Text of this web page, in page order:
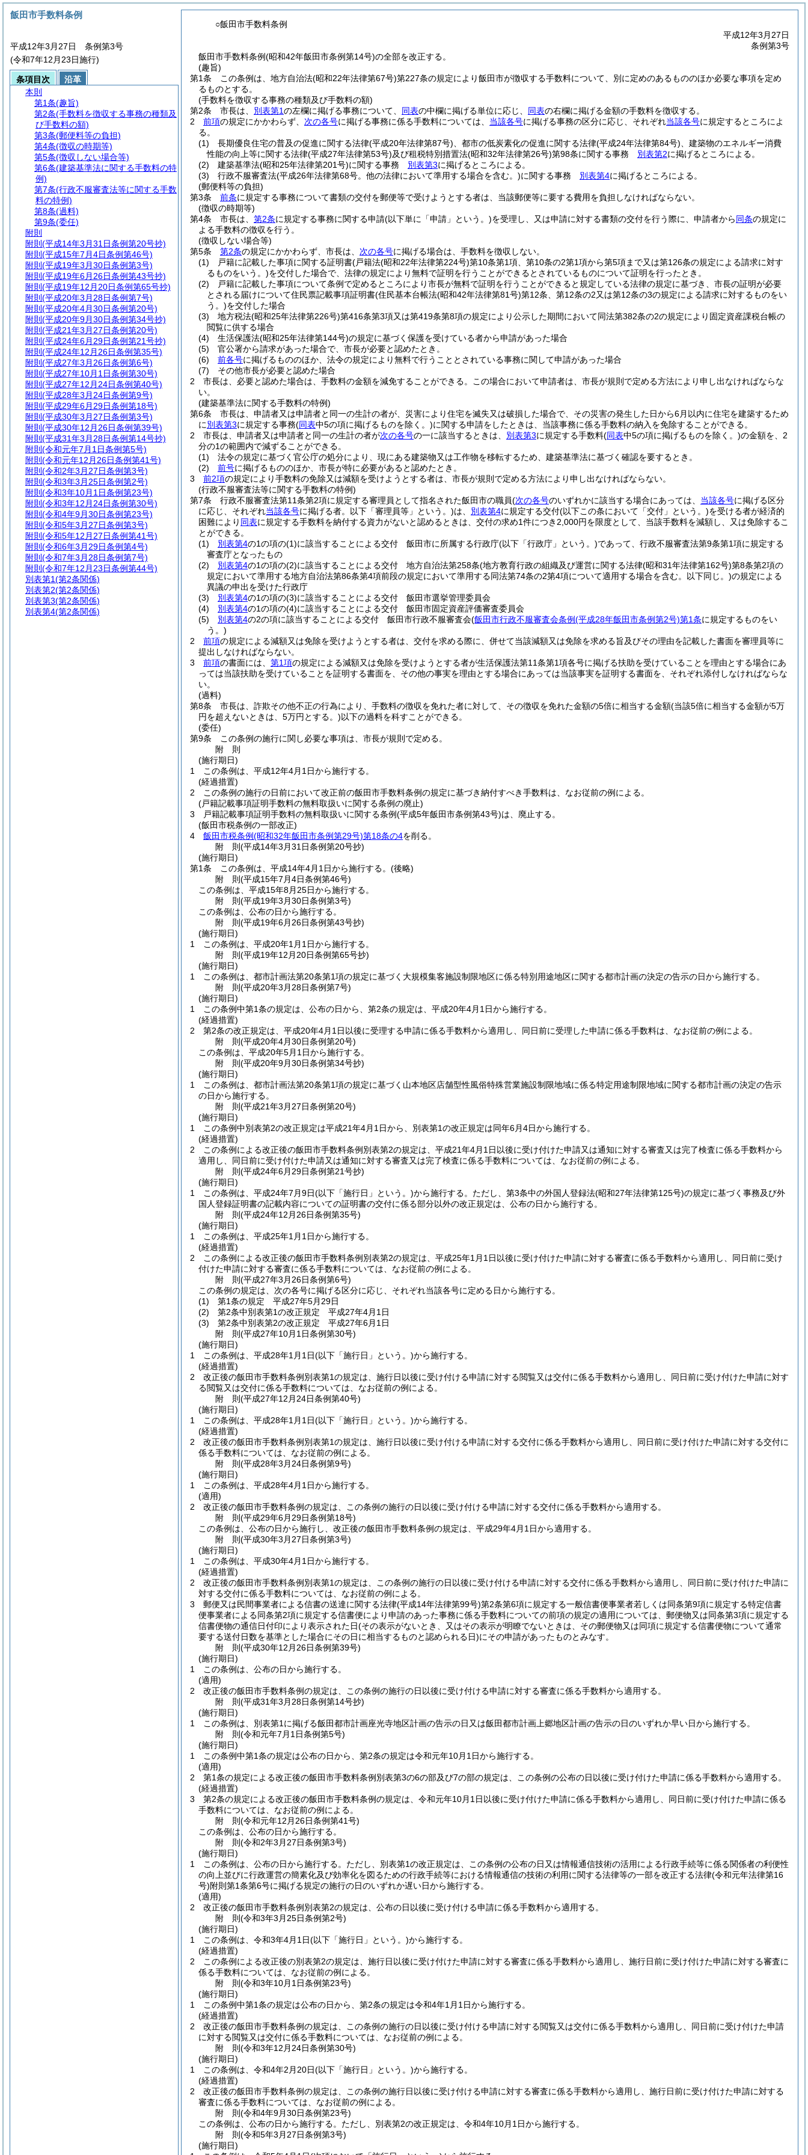
○飯田市手数料条例
平成12年3月27日
条例第3号
飯田市手数料条例(昭和42年飯田市条例第14号)の全部を改正する。
(趣旨)
第1条
この条例は、地方自治法(昭和22年法律第67号)第227条の規定により飯田市が徴収する手数料について、別に定めのあるもののほか必要な事項を定め
るものとする。
(手数料を徴収する事務の種類及び手数料の額)
第2条
市長は、 別表第1の左欄に掲げる事務について、 同表の中欄に掲げる単位に応じ、 同表の右欄に掲げる金額の手数料を徴収する。
2
前項の規定にかかわらず、 次の各号に掲げる事務に係る手数料については、 当該各号に掲げる事務の区分に応じ、それぞれ当該各号に規定するところによ
る。
(1)
長期優良住宅の普及の促進に関する法律(平成20年法律第87号) 、都市の低炭素化の促進に関する法律(平成24年法律第84号) 、建築物のエネルギー消費
性能の向上等に関する法律(平成27年法律第53号)及び租税特別措置法(昭和32年法律第26号)第98条に関する事務 別表第2に掲げるところによる。
(2)
建築基準法(昭和25年法律第201号)に関する事務 別表第3に掲げるところによる。
(3)
行政不服審査法(平成26年法律第68号。他の法律において準用する場合を含む。)に関する事務 別表第4に掲げるところによる。
(郵便料等の負担)
第3条
前条に規定する事務について書類の交付を郵便等で受けようとする者は、当該郵便等に要する費用を負担しなければならない。
(徴収の時期等)
第4条
市長は、 第2条に規定する事務に関する申請(以下単に「申請」という。)を受理し、又は申請に対する書類の交付を行う際に、申請者から同条の規定に
よる手数料の徴収を行う。
(徴収しない場合等)
第5条
第2条の規定にかかわらず、市長は、 次の各号に掲げる場合は、手数料を徴収しない。
(1)
戸籍に記載した事項に関する証明書(戸籍法(昭和22年法律第224号)第10条第1項、第10条の2第1項から第5項まで又は第126条の規定による請求に対す
るものをいう。)を交付した場合で、法律の規定により無料で証明を行うことができるとされているものについて証明を行ったとき。
(2)
戸籍に記載した事項について条例で定めるところにより市長が無料で証明を行うことができると規定している法律の規定に基づき、市長の証明が必要
とされる届けについて住民票記載事項証明書(住民基本台帳法(昭和42年法律第81号)第12条、第12条の2又は第12条の3の規定による請求に対するものをい
う。)を交付した場合
(3)
地方税法(昭和25年法律第226号)第416条第3項又は第419条第8項の規定により公示した期間において同法第382条の2の規定により固定資産課税台帳の
閲覧に供する場合
(4)
生活保護法(昭和25年法律第144号)の規定に基づく保護を受けている者から申請があった場合
(5)
官公署から請求があった場合で、市長が必要と認めたとき。
(6)
前各号に掲げるもののほか、法令の規定により無料で行うこととされている事務に関して申請があった場合
(7)
その他市長が必要と認めた場合
2
市長は、必要と認めた場合は、手数料の金額を減免することができる。
この場合において申請者は、市長が規則で定める方法により申し出なければならな
い。
(建築基準法に関する手数料の特例)
第6条
市長は、申請者又は申請者と同一の生計の者が、災害により住宅を滅失又は破損した場合で、その災害の発生した日から6月以内に住宅を建築するため
に別表第3に規定する事務(同表中5の項に掲げるものを除く。)に関する申請をしたときは、当該事務に係る手数料の納入を免除することができる。
2
市長は、申請者又は申請者と同一の生計の者が次の各号の一に該当するときは、 別表第3に規定する手数料(同表中5の項に掲げるものを除く。)の金額を、2
分の1の範囲内で減ずることができる。
(1)
法令の規定に基づく官公庁の処分により、現にある建築物又は工作物を移転するため、建築基準法に基づく確認を要するとき。
(2)
前号に掲げるもののほか、市長が特に必要があると認めたとき。
3
前2項の規定により手数料の免除又は減額を受けようとする者は、市長が規則で定める方法により申し出なければならない。
(行政不服審査法等に関する手数料の特例)
第7条
行政不服審査法第11条第2項に規定する審理員として指名された飯田市の職員(次の各号のいずれかに該当する場合にあっては、 当該各号に掲げる区分
に応じ、それぞれ当該各号に掲げる者。以下「審理員等」という。)は、 別表第4に規定する交付(以下この条において「交付」という。)を受ける者が経済的
困難により 同表に規定する手数料を納付する資力がないと認めるときは、交付の求め1件につき2,000円を限度として、当該手数料を減額し、又は免除するこ
とができる。
(1)
別表第4の1の項の(1)に該当することによる交付 飯田市に所属する行政庁(以下「行政庁」という。)であって、行政不服審査法第9条第1項に規定する
審査庁となったもの
(2)
別表第4の1の項の(2)に該当することによる交付 地方自治法第258条(地方教育行政の組織及び運営に関する法律(昭和31年法律第162号)第8条第2項の
規定において準用する地方自治法第86条第4項前段の規定において準用する同法第74条の2第4項について適用する場合を含む。以下同じ。)の規定による
異議の申出を受けた行政庁
(3)
別表第4の1の項の(3)に該当することによる交付 飯田市選挙管理委員会
(4)
別表第4の1の項の(4)に該当することによる交付 飯田市固定資産評価審査委員会
(5)
別表第4の2の項に該当することによる交付 飯田市行政不服審査会(飯田市行政不服審査会条例(平成28年飯田市条例第2号)第1条に規定するものをい
う。)
2
前項の規定による減額又は免除を受けようとする者は、交付を求める際に、併せて当該減額又は免除を求める旨及びその理由を記載した書面を審理員等に
提出しなければならない。
3
前項の書面には、 第1項の規定による減額又は免除を受けようとする者が生活保護法第11条第1項各号に掲げる扶助を受けていることを理由とする場合にあ
っては当該扶助を受けていることを証明する書面を、その他の事実を理由とする場合にあっては当該事実を証明する書面を、それぞれ添付しなければならな
い。
(過料)
第8条
市長は、詐欺その他不正の行為により、手数料の徴収を免れた者に対して、その徴収を免れた金額の5倍に相当する金額(当該5倍に相当する金額が5万
円を超えないときは、5万円とする。)以下の過料を科すことができる。
(委任)
第9条
この条例の施行に関し必要な事項は、市長が規則で定める。
附 則
(施行期日)
1
この条例は、平成12年4月1日から施行する。
(経過措置)
2
この条例の施行の日前において改正前の飯田市手数料条例の規定に基づき納付すべき手数料は、なお従前の例による。
(戸籍記載事項証明手数料の無料取扱いに関する条例の廃止)
3
戸籍記載事項証明手数料の無料取扱いに関する条例(平成5年飯田市条例第43号)は、廃止する。
(飯田市税条例の一部改正)
4
飯田市税条例(昭和32年飯田市条例第29号)第18条の4を削る。
附 則(平成14年3月31日条例第20号抄)
(施行期日)
第1条
この条例は、平成14年4月1日から施行する。 (後略)
附 則(平成15年7月4日条例第46号)
この条例は、平成15年8月25日から施行する。
附 則(平成19年3月30日条例第3号)
この条例は、公布の日から施行する。
附 則(平成19年6月26日条例第43号抄)
(施行期日)
1
この条例は、平成20年1月1日から施行する。
附 則(平成19年12月20日条例第65号抄)
(施行期日)
1
この条例は、都市計画法第20条第1項の規定に基づく大規模集客施設制限地区に係る特別用途地区に関する都市計画の決定の告示の日から施行する。
附 則(平成20年3月28日条例第7号)
(施行期日)
1
この条例中第1条の規定は、公布の日から、第2条の規定は、平成20年4月1日から施行する。
(経過措置)
2
第2条の改正規定は、平成20年4月1日以後に受理する申請に係る手数料から適用し、同日前に受理した申請に係る手数料は、なお従前の例による。
附 則(平成20年4月30日条例第20号)
この条例は、平成20年5月1日から施行する。
附 則(平成20年9月30日条例第34号抄)
(施行期日)
1
この条例は、都市計画法第20条第1項の規定に基づく山本地区店舗型性風俗特殊営業施設制限地域に係る特定用途制限地域に関する都市計画の決定の告示
の日から施行する。
附 則(平成21年3月27日条例第20号)
(施行期日)
1
この条例中別表第2の改正規定は平成21年4月1日から、別表第1の改正規定は同年6月4日から施行する。
(経過措置)
2
この条例による改正後の飯田市手数料条例別表第2の規定は、平成21年4月1日以後に受け付けた申請又は通知に対する審査又は完了検査に係る手数料から
適用し、同日前に受け付けた申請又は通知に対する審査又は完了検査に係る手数料については、なお従前の例による。
附 則(平成24年6月29日条例第21号抄)
(施行期日)
1
この条例は、平成24年7月9日(以下「施行日」という。)から施行する。 ただし、第3条中の外国人登録法(昭和27年法律第125号)の規定に基づく事務及び外
国人登録証明書の記載内容についての証明書の交付に係る部分以外の改正規定は、公布の日から施行する。
附 則(平成24年12月26日条例第35号)
(施行期日)
1
この条例は、平成25年1月1日から施行する。
(経過措置)
2
この条例による改正後の飯田市手数料条例別表第2の規定は、平成25年1月1日以後に受け付けた申請に対する審査に係る手数料から適用し、同日前に受け
付けた申請に対する審査に係る手数料については、なお従前の例による。
附 則(平成27年3月26日条例第6号)
この条例の規定は、次の各号に掲げる区分に応じ、それぞれ当該各号に定める日から施行する。
(1)
第1条の規定 平成27年5月29日
(2)
第2条中別表第1の改正規定 平成27年4月1日
(3)
第2条中別表第2の改正規定 平成27年6月1日
附 則(平成27年10月1日条例第30号)
(施行期日)
1
この条例は、平成28年1月1日(以下「施行日」という。)から施行する。
(経過措置)
2
改正後の飯田市手数料条例別表第1の規定は、施行日以後に受け付ける申請に対する閲覧又は交付に係る手数料から適用し、同日前に受け付けた申請に対す
る閲覧又は交付に係る手数料については、なお従前の例による。
附 則(平成27年12月24日条例第40号)
(施行期日)
1
この条例は、平成28年1月1日(以下「施行日」という。)から施行する。
(経過措置)
2
改正後の飯田市手数料条例別表第1の規定は、施行日以後に受け付ける申請に対する交付に係る手数料から適用し、同日前に受け付けた申請に対する交付に
係る手数料については、なお従前の例による。
附 則(平成28年3月24日条例第9号)
(施行期日)
1
この条例は、平成28年4月1日から施行する。
(適用)
2
改正後の飯田市手数料条例の規定は、この条例の施行の日以後に受け付ける申請に対する交付に係る手数料から適用する。
附 則(平成29年6月29日条例第18号)
この条例は、公布の日から施行し、改正後の飯田市手数料条例の規定は、平成29年4月1日から適用する。
附 則(平成30年3月27日条例第3号)
(施行期日)
1
この条例は、平成30年4月1日から施行する。
(経過措置)
2
改正後の飯田市手数料条例別表第1の規定は、この条例の施行の日以後に受け付ける申請に対する交付に係る手数料から適用し、同日前に受け付けた申請に
対する交付に係る手数料については、なお従前の例による。
3
郵便又は民間事業者による信書の送達に関する法律(平成14年法律第99号)第2条第6項に規定する一般信書便事業者若しくは同条第9項に規定する特定信書
便事業者による同条第2項に規定する信書便により申請のあった事務に係る手数料についての前項の規定の適用については、郵便物又は同条第3項に規定する
信書便物の通信日付印により表示された日(その表示がないとき、又はその表示が明瞭でないときは、その郵便物又は同項に規定する信書便物について通常
要する送付日数を基準とした場合にその日に相当するものと認められる日)にその申請があったものとみなす。
附 則(平成30年12月26日条例第39号)
(施行期日)
1
この条例は、公布の日から施行する。
(適用)
2
改正後の飯田市手数料条例の規定は、この条例の施行の日以後に受け付ける申請に対する審査に係る手数料から適用する。
附 則(平成31年3月28日条例第14号抄)
(施行期日)
1
この条例は、別表第1に掲げる飯田都市計画座光寺地区計画の告示の日又は飯田都市計画上郷地区計画の告示の日のいずれか早い日から施行する。
附 則(令和元年7月1日条例第5号)
(施行期日)
1
この条例中第1条の規定は公布の日から、第2条の規定は令和元年10月1日から施行する。
(適用)
2
第1条の規定による改正後の飯田市手数料条例別表第3の6の部及び7の部の規定は、この条例の公布の日以後に受け付けた申請に係る手数料から適用する。
(経過措置)
3
第2条の規定による改正後の飯田市手数料条例の規定は、令和元年10月1日以後に受け付けた申請に係る手数料から適用し、同日前に受け付けた申請に係る
手数料については、なお従前の例による。
附 則(令和元年12月26日条例第41号)
この条例は、公布の日から施行する。
附 則(令和2年3月27日条例第3号)
(施行期日)
1
この条例は、公布の日から施行する。 ただし、別表第1の改正規定は、この条例の公布の日又は情報通信技術の活用による行政手続等に係る関係者の利便性
の向上並びに行政運営の簡素化及び効率化を図るための行政手続等における情報通信の技術の利用に関する法律等の一部を改正する法律(令和元年法律第16
号)附則第1条第6号に掲げる規定の施行の日のいずれか遅い日から施行する。
(適用)
2
改正後の飯田市手数料条例別表第2の規定は、公布の日以後に受け付ける申請に係る手数料から適用する。
附 則(令和3年3月25日条例第2号)
(施行期日)
1
この条例は、令和3年4月1日(以下「施行日」という。)から施行する。
(経過措置)
2
この条例による改正後の別表第2の規定は、施行日以後に受け付けた申請に対する審査に係る手数料から適用し、施行日前に受け付けた申請に対する審査に
係る手数料については、なお従前の例による。
附 則(令和3年10月1日条例第23号)
(施行期日)
1
この条例中第1条の規定は公布の日から、第2条の規定は令和4年1月1日から施行する。
(経過措置)
2
改正後の飯田市手数料条例の規定は、この条例の施行の日以後に受け付ける申請に対する閲覧又は交付に係る手数料から適用し、同日前に受け付けた申請
に対する閲覧又は交付に係る手数料については、なお従前の例による。
附 則(令和3年12月24日条例第30号)
(施行期日)
1
この条例は、令和4年2月20日(以下「施行日」という。)から施行する。
(経過措置)
2
改正後の飯田市手数料条例の規定は、この条例の施行日以後に受け付ける申請に対する審査に係る手数料から適用し、施行日前に受け付けた申請に対する
審査に係る手数料については、なお従前の例による。
附 則(令和4年9月30日条例第23号)
この条例は、公布の日から施行する。 ただし、別表第2の改正規定は、令和4年10月1日から施行する。
附 則(令和5年3月27日条例第3号)
(施行期日)
飯田市手数料条例
平成12年3月27日 条例第3号
(令和7年12月23日施行)
条項目次
沿革
本則
第1条(趣旨)
第2条(手数料を徴収する事務の種類及
び手数料の額)
第3条(郵便料等の負担)
第4条(徴収の時期等)
第5条(徴収しない場合等)
第6条(建築基準法に関する手数料の特
例)
第7条(行政不服審査法等に関する手数
料の特例)
第8条(過料)
第9条(委任)
附則
附則 (平成14年3月31日条例第20号抄)
附則 (平成15年7月4日条例第46号)
附則 (平成19年3月30日条例第3号)
附則 (平成19年6月26日条例第43号抄)
附則 (平成19年12月20日条例第65号抄)
附則 (平成20年3月28日条例第7号)
附則 (平成20年4月30日条例第20号)
附則 (平成20年9月30日条例第34号抄)
附則 (平成21年3月27日条例第20号)
附則 (平成24年6月29日条例第21号抄)
附則 (平成24年12月26日条例第35号)
附則 (平成27年3月26日条例第6号)
附則 (平成27年10月1日条例第30号)
附則 (平成27年12月24日条例第40号)
附則 (平成28年3月24日条例第9号)
附則 (平成29年6月29日条例第18号)
附則 (平成30年3月27日条例第3号)
附則 (平成30年12月26日条例第39号)
附則 (平成31年3月28日条例第14号抄)
附則 (令和元年7月1日条例第5号)
附則 (令和元年12月26日条例第41号)
附則 (令和2年3月27日条例第3号)
附則 (令和3年3月25日条例第2号)
附則 (令和3年10月1日条例第23号)
附則 (令和3年12月24日条例第30号)
附則 (令和4年9月30日条例第23号)
附則 (令和5年3月27日条例第3号)
附則 (令和5年12月27日条例第41号)
附則 (令和6年3月29日条例第4号)
附則 (令和7年3月28日条例第7号)
附則 (令和7年12月23日条例第44号)
別表第1(第2条関係)
別表第2(第2条関係)
別表第3(第2条関係)
別表第4(第2条関係)